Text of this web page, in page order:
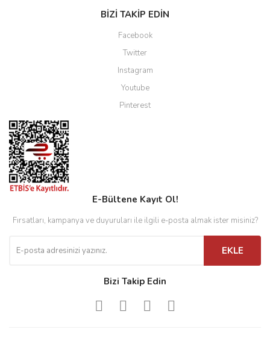
BİZİ TAKİP EDİN
Facebook
Twitter
Instagram
Youtube
Pinterest
E-Bültene Kayıt Ol!
Fırsatları, kampanya ve duyuruları ile ilgili e-posta almak ister misiniz?
EKLE
Bizi Takip Edin